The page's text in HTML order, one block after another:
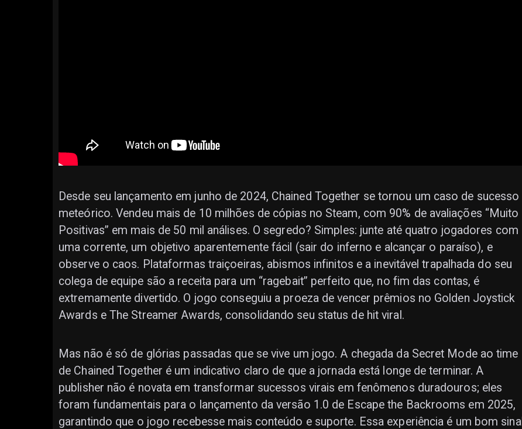
Desde seu lançamento em junho de 2024, Chained Together se tornou um caso de sucesso
meteórico. Vendeu mais de 10 milhões de cópias no Steam, com 90% de avaliações “Muito
Positivas” em mais de 50 mil análises. O segredo? Simples: junte até quatro jogadores com
uma corrente, um objetivo aparentemente fácil (sair do inferno e alcançar o paraíso), e
observe o caos. Plataformas traiçoeiras, abismos infinitos e a inevitável trapalhada do seu
colega de equipe são a receita para um “ragebait” perfeito que, no fim das contas, é
extremamente divertido. O jogo conseguiu a proeza de vencer prêmios no Golden Joystick
Awards e The Streamer Awards, consolidando seu status de hit viral.
Mas não é só de glórias passadas que se vive um jogo. A chegada da Secret Mode ao time
de Chained Together é um indicativo claro de que a jornada está longe de terminar. A
publisher não é novata em transformar sucessos virais em fenômenos duradouros; eles
foram fundamentais para o lançamento da versão 1.0 de Escape the Backrooms em 2025,
garantindo que o jogo recebesse mais conteúdo e suporte. Essa experiência é um bom sinal